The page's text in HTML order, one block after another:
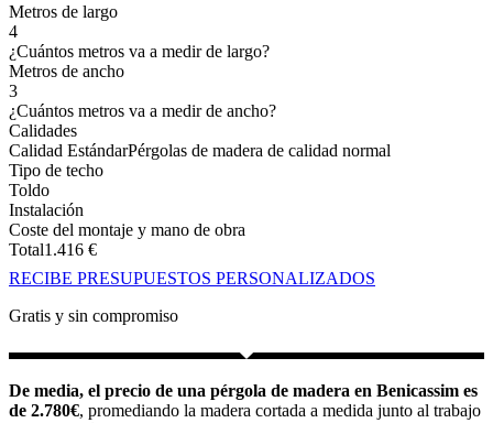
Metros de largo
4
¿Cuántos metros va a medir de largo?
Metros de ancho
3
¿Cuántos metros va a medir de ancho?
Calidades
Calidad EstándarPérgolas de madera de calidad normal
Tipo de techo
Toldo
Instalación
Coste del montaje y mano de obra
Total1.416 €
RECIBE PRESUPUESTOS PERSONALIZADOS
Gratis y sin compromiso
De media, el precio de una pérgola de madera en Benicassim es
de 2.780€, promediando la madera cortada a medida junto al trabajo